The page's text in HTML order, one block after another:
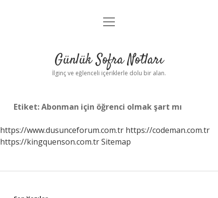
Anasayfa
Yasal Uyarı
menüyü
Günlük Sofra Notları
İlginç ve eğlenceli içeriklerle dolu bir alan.
Etiket:Abonman için öğrenci olmak şart mı
https://www.dusunceforum.com.tr https://codeman.com.tr
https://kingquenson.com.trSitemap